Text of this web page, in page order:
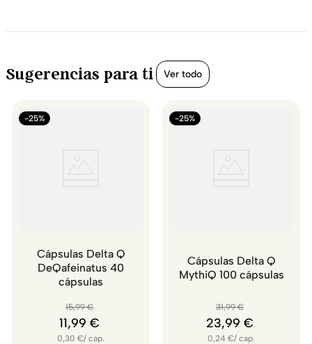
Sugerencias para ti Ver todo
-25%
Cápsulas Delta Q
DeQafeinatus 40
cápsulas
15,99 €
11,99 €
0,30 €/ cap.
-25%
Cápsulas Delta Q
MythiQ 100 cápsulas
31,99 €
23,99 €
0,24 €/ cap.